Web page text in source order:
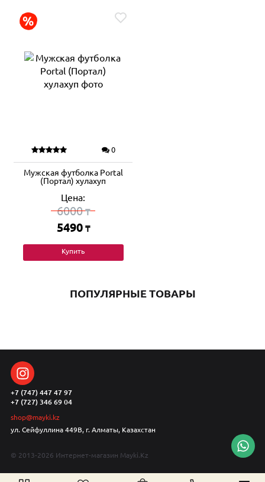
0
Мужская футболка Portal
(Портал) хулахуп
Цена:
6000₸
5490 ₸
Купить
ПОПУЛЯРНЫЕ ТОВАРЫ
+7 (747) 447 47 97
+7 (727) 346 69 04
shop@mayki.kz
ул. Сейфуллина 449В, г. Алматы, Казахстан
© 2013-2026 Интернет-магазин Mayki.Kz